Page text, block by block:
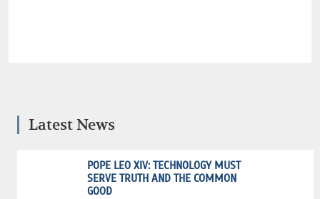
Latest News
POPE LEO XIV: TECHNOLOGY MUST
SERVE TRUTH AND THE COMMON
GOOD